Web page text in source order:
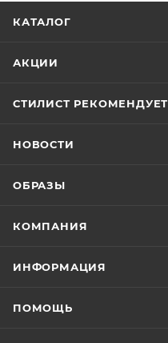
КАТАЛОГ
АКЦИИ
СТИЛИСТ РЕКОМЕНДУЕТ
НОВОСТИ
ОБРАЗЫ
КОМПАНИЯ
ИНФОРМАЦИЯ
ПОМОЩЬ